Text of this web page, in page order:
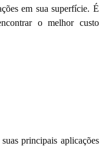
em sua superfície. É
o melhor custo
principais aplicações